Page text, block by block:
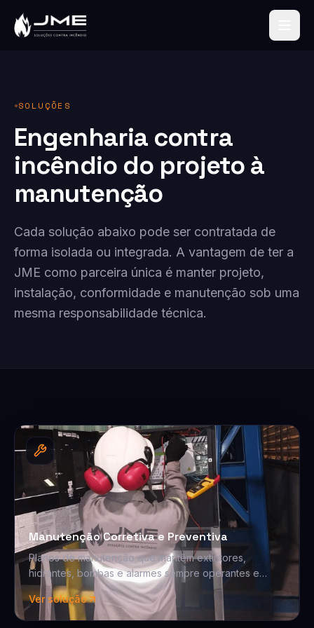
SOLUÇÕES
Engenharia contra
incêndio do projeto à
manutenção
Cada solução abaixo pode ser contratada de
forma isolada ou integrada. A vantagem de ter a
JME como parceira única é manter projeto,
instalação, conformidade e manutenção sob uma
mesma responsabilidade técnica.
Manutenção Corretiva e Preventiva
Planos de manutenção que mantêm extintores,
hidrantes, bombas e alarmes sempre operantes e
dentro das normas.
Ver solução